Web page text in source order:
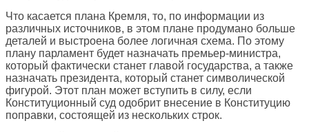
Что касается плана Кремля, то, по информации из
различных источников, в этом плане продумано больше
деталей и выстроена более логичная схема. По этому
плану парламент будет назначать премьер-министра,
который фактически станет главой государства, а также
назначать президента, который станет символической
фигурой. Этот план может вступить в силу, если
Конституционный суд одобрит внесение в Конституцию
поправки, состоящей из нескольких строк.